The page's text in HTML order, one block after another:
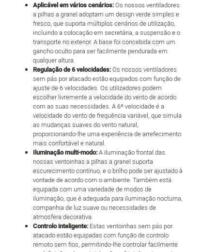
Aplicável em vários cenários:Os nossos ventiladores
a pilhas a granel adoptam um design verde simples e
fresco, que suporta múltiplos cenários de utilização,
incluindo a colocação em secretária, a suspensão e o
transporte no exterior. A base foi concebida com um
gancho oculto para ser facilmente pendurada em
qualquer altura.
Regulação de 6 velocidades:Os nossos ventiladores
sem pás por atacado estão equipados com função de
ajuste de 6 velocidades. Os utilizadores podem
escolher livremente a velocidade do vento de acordo
com as suas necessidades. A 6ª velocidade é a
velocidade do vento de frequência variável, que simula
as mudanças suaves do vento natural,
proporcionando-lhe uma experiência de arrefecimento
mais confortável e natural.
Iluminação multi-modo:A iluminação frontal das
nossas ventoinhas a pilhas a granel suporta
escurecimento contínuo, e o brilho pode ser ajustado à
vontade de acordo com o ambiente. Também está
equipada com uma variedade de modos de
iluminação, que é adequada para iluminação nocturna,
companhia de luz suave ou necessidades de
atmosfera decorativa.
Controlo inteligente:Estas ventoinhas sem pás por
atacado estão equipadas com função de controlo
remoto sem fios, permitindo-lhe controlar facilmente